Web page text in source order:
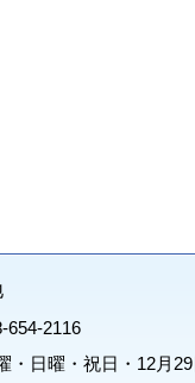
654-2116
日曜・祝日・12月